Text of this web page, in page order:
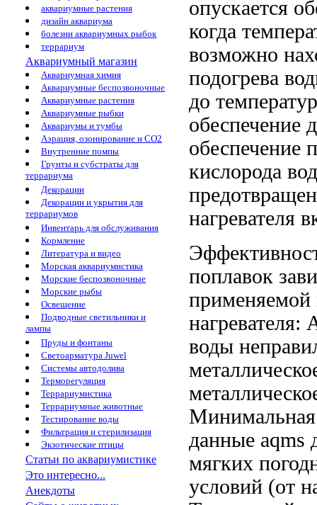
аквариумные растения
дизайн аквариума
болезни аквариумных рыбок
террариум
Аквариумный магазин
Аквариумная химия
Аквариумные беспозвоночные
Аквариумные растения
Аквариумные рыбки
Аквариумы и тумбы
Аэрация, озонирование и CO2
Внутренние помпы
Грунты и субстраты для
террариума
Декорации
Декорации и укрытия для
террариумов
Инвентарь для обслуживания
Кормление
Литература и видео
Морская аквариумистика
Морские беспозвоночные
Морские рыбы
Освещение
Подводные светильники и
лампы
Пруды и фонтаны
Светоарматура Juwel
Системы автодолива
Терморегуляция
Террариумистика
Террариумные животные
Тестирование воды
Фильтрация и стерилизация
Экзотические птицы
Статьи по аквариумистике
Это интересно...
Анекдоты
опускается
когда
возможно
подогрева
до
обеспечение
обеспечение
кислорода
нагревателя
поплавок
воды
Минимальная
данные aqms
мягких
условий (от